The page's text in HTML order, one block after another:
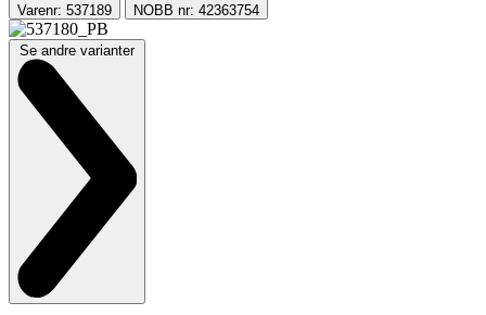
Varenr: 537189 NOBB nr: 42363754
Se andre varianter